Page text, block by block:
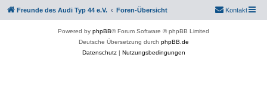
Freunde des Audi Typ 44 e.V. Foren-Übersicht Kontakt
Powered by phpBB® Forum Software © phpBB Limited
Deutsche Übersetzung durch phpBB.de
Datenschutz| Nutzungsbedingungen